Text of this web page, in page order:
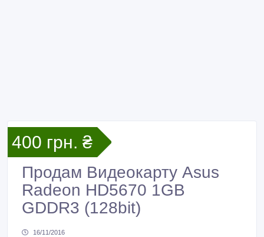
400 грн. ₴
Продам Видеокарту Asus
Radeon HD5670 1GB
GDDR3 (128bit)
16/11/2016